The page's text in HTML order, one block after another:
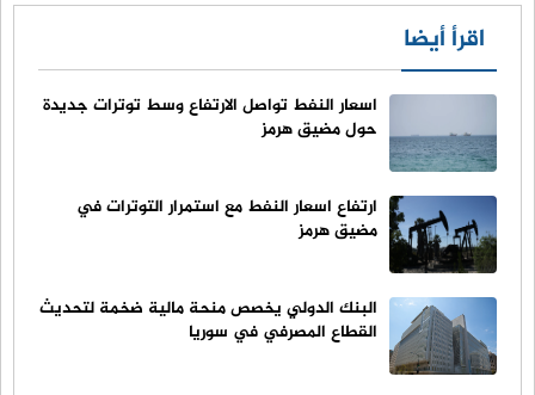
اقرأ أيضا
اسعار النفط تواصل الارتفاع وسط توترات جديدة
حول مضيق هرمز
ارتفاع اسعار النفط مع استمرار التوترات في
مضيق هرمز
البنك الدولي يخصص منحة مالية ضخمة لتحديث
القطاع المصرفي في سوريا